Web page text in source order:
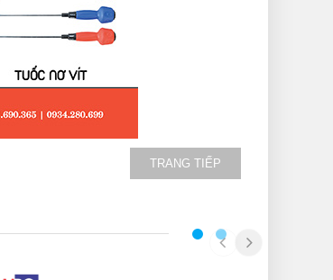
TRANG TIẾP